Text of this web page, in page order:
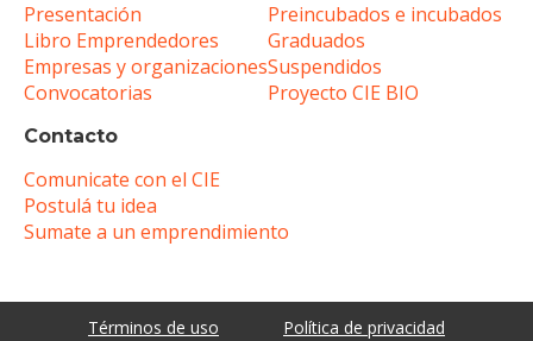
Presentación
Libro Emprendedores
Empresas y organizaciones
Convocatorias
Preincubados e incubados
Graduados
Suspendidos
Proyecto CIE BIO
Contacto
Comunicate con el CIE
Postulá tu idea
Sumate a un emprendimiento
Términos de uso Política de privacidad